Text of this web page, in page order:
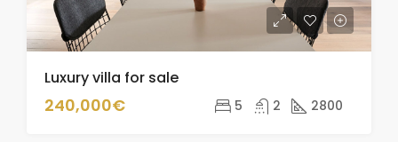
Luxury villa for sale
240,000€ 5 2 2800